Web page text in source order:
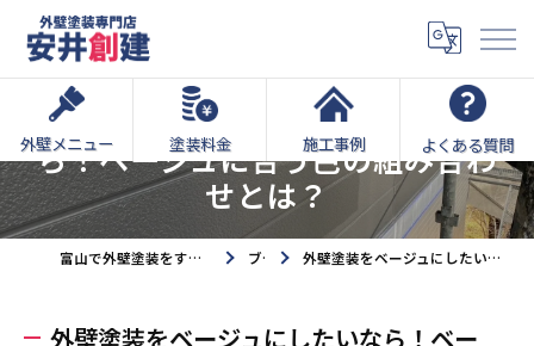
外壁メニュー 塗装料金 施工事例 よくある質問
外壁塗装をベージュにしたいな
ら！ベージュに合う色の組み合わ
せとは？
富山で外壁塗装をするなら外壁塗装専門店安井創建へ ブログ 外壁塗装をベージュにしたいなら！ベージュに合う色の組み合わせとは？
外壁塗装をベージュにしたいなら！ベー